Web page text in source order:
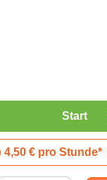
Start
€ pro Stunde*